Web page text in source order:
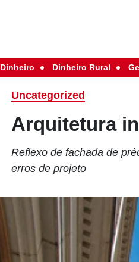
Dinheiro Dinheiro Rural
Uncategorized
Arquitetura
Reflexo de fachada de
erros de projeto